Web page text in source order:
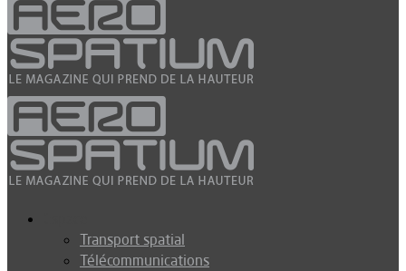
Transport spatial
Télécommunications